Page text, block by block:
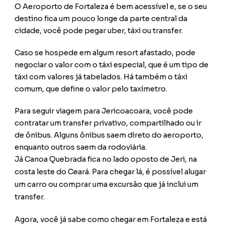
O Aeroporto de Fortaleza é bem acessível e, se o seu
destino fica um pouco longe da parte central da
cidade, você pode pegar uber, táxi ou transfer.
Caso se hospede em algum resort afastado, pode
negociar o valor com o táxi especial, que é um tipo de
táxi com valores já tabelados. Há também o táxi
comum, que define o valor pelo taxímetro.
Para seguir viagem para Jericoacoara, você pode
contratar um transfer privativo, compartilhado ou ir
de ônibus. Alguns ônibus saem direto do aeroporto,
enquanto outros saem da rodoviária.
Já Canoa Quebrada fica no lado oposto de Jeri, na
costa leste do Ceará. Para chegar lá, é possível alugar
um carro ou comprar uma excursão que já inclui um
transfer.
Agora, você já sabe como chegar em Fortaleza e está